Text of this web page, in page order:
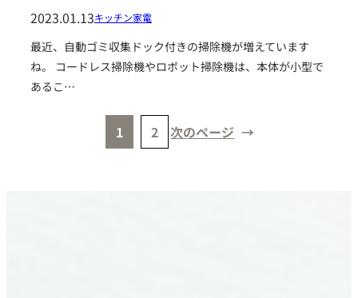
2023.01.13キッチン家電
最近、自動ゴミ収集ドック付きの掃除機が増えています
ね。 コードレス掃除機やロボット掃除機は、本体が小型で
あるこ…
1 2 次のページ →